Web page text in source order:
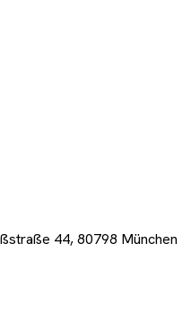
44, 80798 München